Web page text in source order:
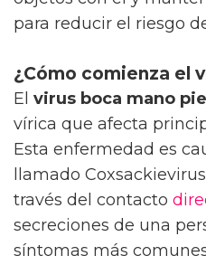
para reducir el riesgo
¿Cómo comienza el
El virus boca mano pie
vírica que afecta
Esta enfermedad es
llamado
través del contacto
secreciones de una
síntomas más